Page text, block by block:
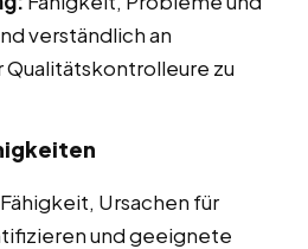
verständlich an
zu
Fähigkeit, Ursachen für
und geeignete